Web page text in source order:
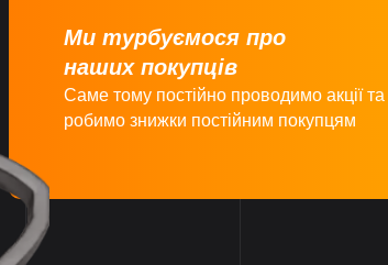
Ми турбуємося про
наших покупців
Саме тому постійно проводимо акції та
робимо знижки постійним покупцям